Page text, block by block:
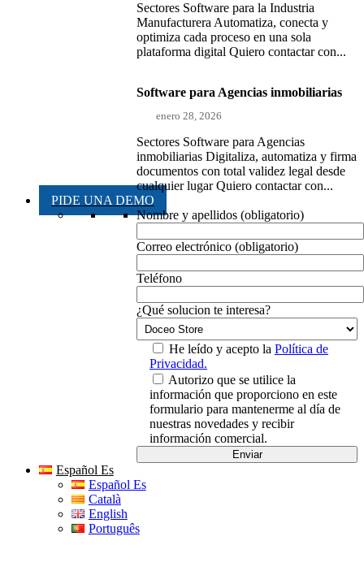
Sectores Software para la Industria
Manufacturera Automatiza, conecta y
optimiza cada proceso en una sola
plataforma digital Quiero contactar con...
Software para Agencias inmobiliarias
enero 28, 2026
Sectores Software para Agencias
inmobiliarias Digitaliza, automatiza y firma
documentos con total validez legal desde
cualquier lugar Quiero contactar con...
PIDE UNA DEMO
Nombre y apellidos (obligatorio)
Correo electrónico (obligatorio)
Teléfono
¿Qué solucion te interesa?
He leído y acepto la Política de
Privacidad.
Autorizo que se utilice la
información que proporciono en este
formulario para mantenerme al día de
nuestras novedades y recibir
información comercial.
Español Es
Español Es
Català
English
Português